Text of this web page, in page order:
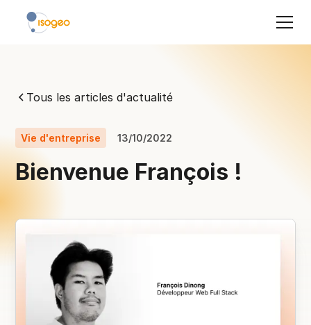
Tous les articles d'actualité
Vie d'entreprise 13/10/2022
Bienvenue François !